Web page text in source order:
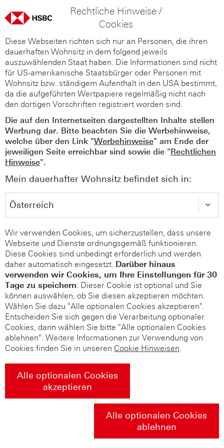
Rechtliche Hinweise /
Cookies
Diese Webseiten richten sich nur an Personen, die ihren
dauerhaften Wohnsitz in dem folgend jeweils
auszuwählenden Staat haben. Die Informationen sind nicht
für US-amerikanische Staatsbürger oder Personen mit
Wohnsitz bzw. ständigem Aufenthalt in den USA bestimmt,
da die aufgeführten Wertpapiere regelmäßig nicht nach
den dortigen Vorschriften registriert worden sind.
Die auf den Internetseiten dargestellten Inhalte stellen
Werbung dar. Bitte beachten Sie die Werbehinweise,
welche über den Link "Werbehinweise" am Ende der
jeweiligen Seite erreichbar sind sowie die "Rechtlichen
Hinweise".
Mein dauerhafter Wohnsitz befindet sich in:
Wir verwenden Cookies, um sicherzustellen, dass unsere
Webseite und Dienste ordnungsgemäß funktionieren.
Diese Cookies sind unbedingt erforderlich und werden
daher automatisch eingesetzt. Darüber hinaus
verwenden wir Cookies, um Ihre Einstellungen für 30
Tage zu speichern. Dieser Cookie ist optional und Sie
können auswählen, ob Sie diesen akzeptieren möchten.
Wählen Sie dazu "Alle optionalen Cookies akzeptieren".
Entscheiden Sie sich gegen die Verarbeitung optionaler
Cookies, dann wählen Sie bitte "Alle optionalen Cookies
ablehnen". Weitere Informationen zur Verwendung von
Cookies finden Sie in unseren Cookie Hinweisen.
Alle optionalen Cookies
akzeptieren
Alle optionalen Cookies
ablehnen